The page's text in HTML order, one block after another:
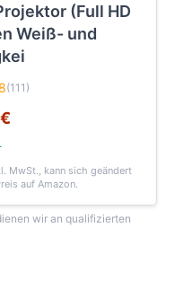
(Full HD
Weiß- und
(111)
MwSt., kann sich geändert
auf Amazon.
wir an qualifizierten